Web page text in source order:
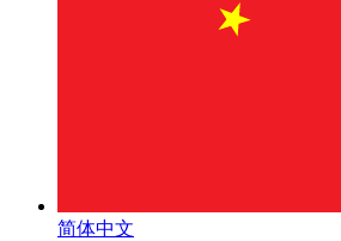
简体中文